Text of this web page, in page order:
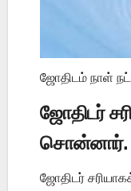
ஜோதிடம் நாள்
ஜோதிடர்
சொன்னார்.
ஜோதிடர்